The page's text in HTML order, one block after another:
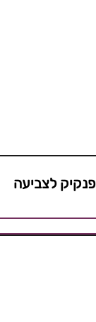
פנקיק לצביעה